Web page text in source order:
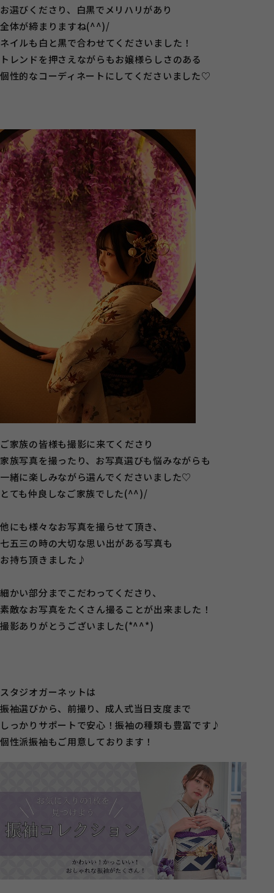
お選びくださり、白黒でメリハリがあり
全体が締まりますね(^^)/
ネイルも白と黒で合わせてくださいました！
トレンドを押さえながらもお嬢様らしさのある
個性的なコーディネートにしてくださいました♡
ご家族の皆様も撮影に来てくださり
家族写真を撮ったり、お写真選びも悩みながらも
一緒に楽しみながら選んでくださいました♡
とても仲良しなご家族でした(^^)/
他にも様々なお写真を撮らせて頂き、
七五三の時の大切な思い出がある写真も
お持ち頂きました♪
細かい部分までこだわってくださり、
素敵なお写真をたくさん撮ることが出来ました！
撮影ありがとうございました(*^^*)
スタジオガーネットは
振袖選びから、前撮り、成人式当日支度まで
しっかりサポートで安心！振袖の種類も豊富です♪
個性派振袖もご用意しております！